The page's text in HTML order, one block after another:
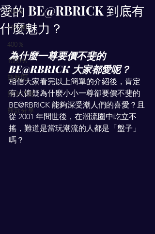
100％
40代熊
400％
1000％
熊新聞
熊市消息
熊款分享
愛的 BE@RBRICK 到底有
什麼魅力？
為什麼一尊要價不斐的
BE@RBRICK 大家都愛呢？
相信大家看完以上簡單的介紹後，肯定
有人懷疑為什麼小小一尊卻要價不斐的
BE@RBRICK 能夠深受潮人們的喜愛？且
從 2001 年問世後，在潮流圈中屹立不
搖，難道是當玩潮流的人都是「盤子」
嗎？